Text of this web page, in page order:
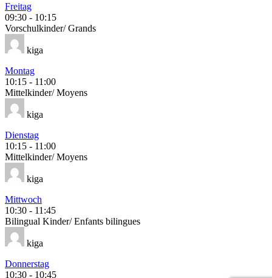
Freitag
09:30 - 10:15
Vorschulkinder/ Grands
kiga
Montag
10:15 - 11:00
Mittelkinder/ Moyens
kiga
Dienstag
10:15 - 11:00
Mittelkinder/ Moyens
kiga
Mittwoch
10:30 - 11:45
Bilingual Kinder/ Enfants bilingues
kiga
Donnerstag
10:30 - 10:45